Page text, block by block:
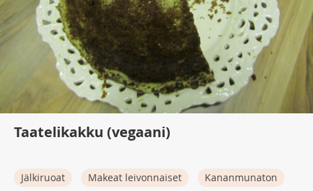
Taatelikakku (vegaani)
Jälkiruoat Makeat leivonnaiset
Kananmunaton